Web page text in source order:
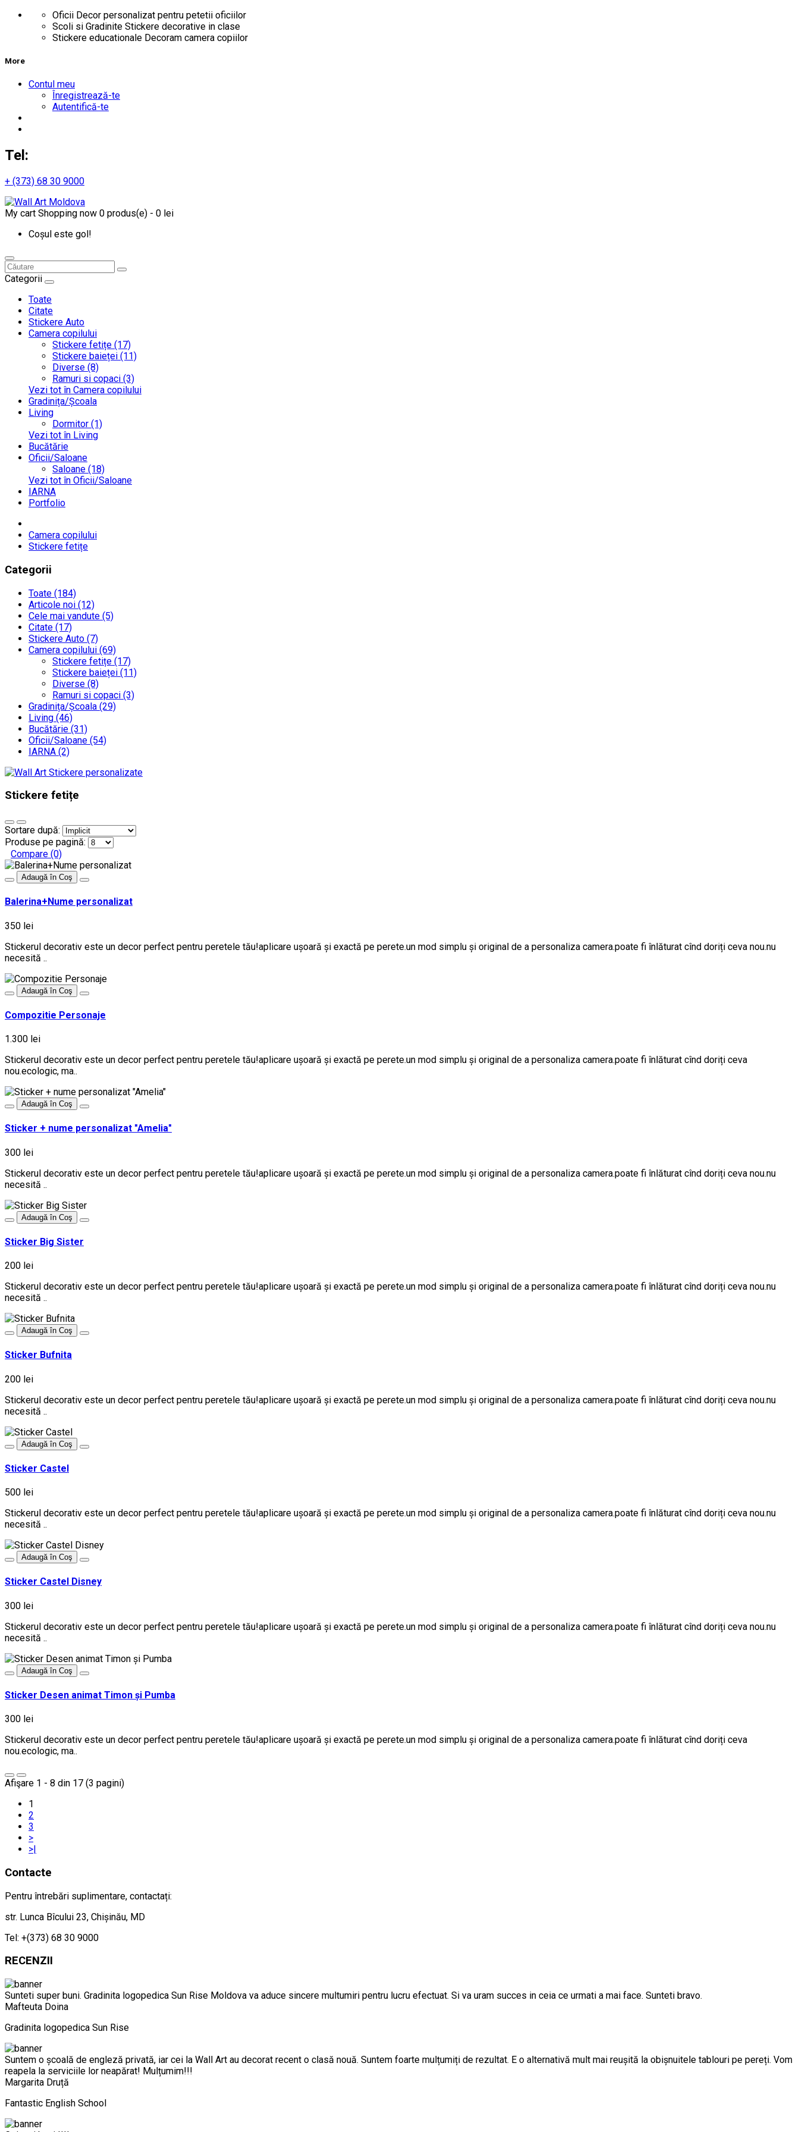
Oficii Decor personalizat pentru petetii oficiilor
Scoli si Gradinite Stickere decorative in clase
Stickere educationale Decoram camera copiilor
More
Contul meu
Înregistrează-te
Autentifică-te
Tel:
+ (373) 68 30 9000
My cart Shopping now 0 produs(e) - 0 lei
Coșul este gol!
Categorii
Toate
Citate
Stickere Auto
Camera copilului
Stickere fetițe (17)
Stickere baieței (11)
Diverse (8)
Ramuri si copaci (3)
Vezi tot în Camera copilului
Gradinița/Școala
Living
Dormitor (1)
Vezi tot în Living
Bucătărie
Oficii/Saloane
Saloane (18)
Vezi tot în Oficii/Saloane
IARNA
Portfolio
Camera copilului
Stickere fetițe
Categorii
Toate (184)
Articole noi (12)
Cele mai vandute (5)
Citate (17)
Stickere Auto (7)
Camera copilului (69)
Stickere fetițe (17)
Stickere baieței (11)
Diverse (8)
Ramuri si copaci (3)
Gradinița/Școala (29)
Living (46)
Bucătărie (31)
Oficii/Saloane (54)
IARNA (2)
Stickere fetițe
Sortare după:
Produse pe pagină:
Compare (0)
Adaugă în Coş
Balerina+Nume personalizat
350 lei
Stickerul decorativ este un decor perfect pentru peretele tău!aplicare ușoară și exactă pe perete.un mod simplu și original de a personaliza camera.poate fi înlăturat cînd doriți ceva nou.nu
necesită ..
Adaugă în Coş
Compozitie Personaje
1.300 lei
Stickerul decorativ este un decor perfect pentru peretele tău!aplicare ușoară și exactă pe perete.un mod simplu și original de a personaliza camera.poate fi înlăturat cînd doriți ceva
nou.ecologic, ma..
Adaugă în Coş
Sticker + nume personalizat "Amelia"
300 lei
Stickerul decorativ este un decor perfect pentru peretele tău!aplicare ușoară și exactă pe perete.un mod simplu și original de a personaliza camera.poate fi înlăturat cînd doriți ceva nou.nu
necesită ..
Adaugă în Coş
Sticker Big Sister
200 lei
Stickerul decorativ este un decor perfect pentru peretele tău!aplicare ușoară și exactă pe perete.un mod simplu și original de a personaliza camera.poate fi înlăturat cînd doriți ceva nou.nu
necesită ..
Adaugă în Coş
Sticker Bufnita
200 lei
Stickerul decorativ este un decor perfect pentru peretele tău!aplicare ușoară și exactă pe perete.un mod simplu și original de a personaliza camera.poate fi înlăturat cînd doriți ceva nou.nu
necesită ..
Adaugă în Coş
Sticker Castel
500 lei
Stickerul decorativ este un decor perfect pentru peretele tău!aplicare ușoară și exactă pe perete.un mod simplu și original de a personaliza camera.poate fi înlăturat cînd doriți ceva nou.nu
necesită ..
Adaugă în Coş
Sticker Castel Disney
300 lei
Stickerul decorativ este un decor perfect pentru peretele tău!aplicare ușoară și exactă pe perete.un mod simplu și original de a personaliza camera.poate fi înlăturat cînd doriți ceva nou.nu
necesită ..
Adaugă în Coş
Sticker Desen animat Timon și Pumba
300 lei
Stickerul decorativ este un decor perfect pentru peretele tău!aplicare ușoară și exactă pe perete.un mod simplu și original de a personaliza camera.poate fi înlăturat cînd doriți ceva
nou.ecologic, ma..
Afişare 1 - 8 din 17 (3 pagini)
1
2
3
>
>|
Contacte
Pentru întrebări suplimentare, contactați:
str. Lunca Bîcului 23, Chișinău, MD
Tel: +(373) 68 30 9000
RECENZII
Sunteti super buni. Gradinita logopedica Sun Rise Moldova va aduce sincere multumiri pentru lucru efectuat. Si va uram succes in ceia ce urmati a mai face. Sunteti bravo.
Mafteuta Doina
Gradinita logopedica Sun Rise
Suntem o școală de engleză privată, iar cei la Wall Art au decorat recent o clasă nouă. Suntem foarte mulțumiți de rezultat. E o alternativă mult mai reușită la obișnuitele tablouri pe pereți. Vom
reapela la serviciile lor neapărat! Mulțumim!!!
Margarita Druță
Fantastic English School